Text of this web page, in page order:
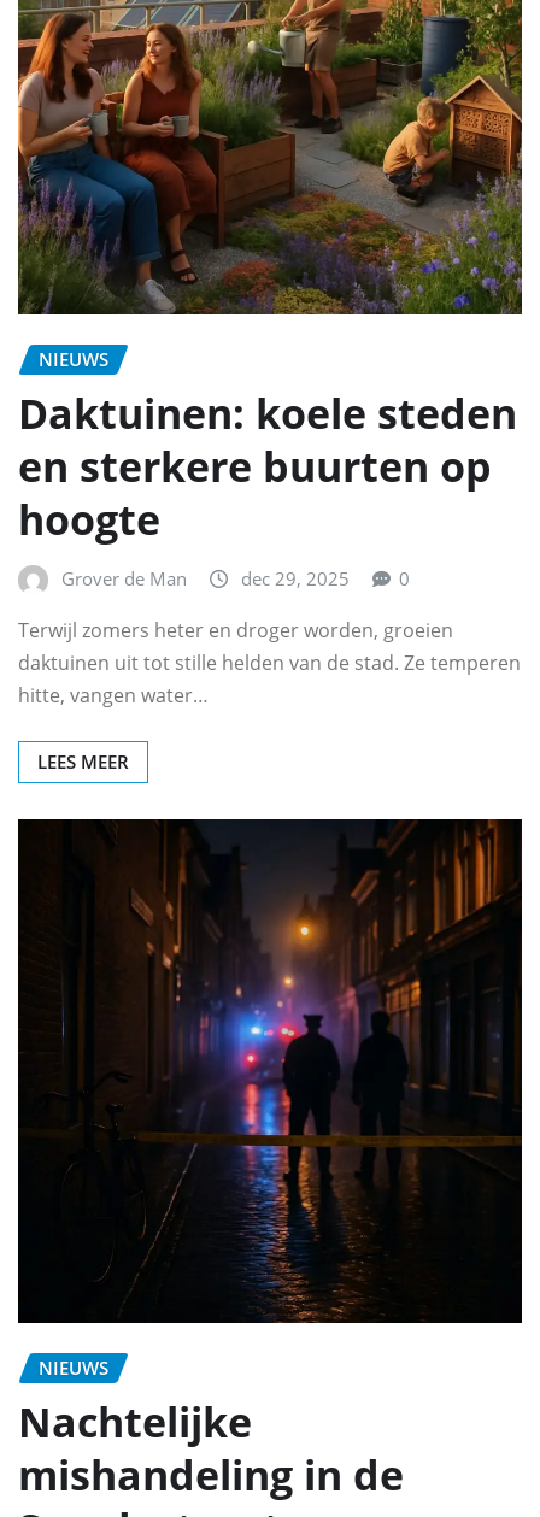
NIEUWS
Daktuinen: koele steden
en sterkere buurten op
hoogte
Grover de Man dec 29, 2025 0
Terwijl zomers heter en droger worden, groeien
daktuinen uit tot stille helden van de stad. Ze temperen
hitte, vangen water…
LEES MEER
NIEUWS
Nachtelijke
mishandeling in de